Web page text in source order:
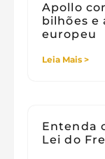
Apollo
bilhões e
europeu
Leia Mais >
Entenda
Lei do